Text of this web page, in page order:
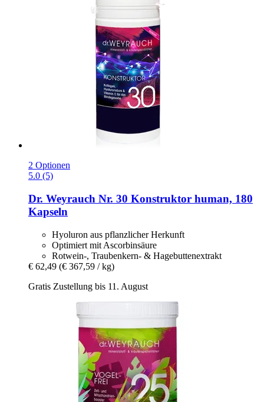
2 Optionen
5.0 (5)
Dr. Weyrauch Nr. 30 Konstruktor human, 180
Kapseln
Hyoluron aus pflanzlicher Herkunft
Optimiert mit Ascorbinsäure
Rotwein-, Traubenkern- & Hagebuttenextrakt
€ 62,49 (€ 367,59 / kg)
Gratis Zustellung bis 11. August